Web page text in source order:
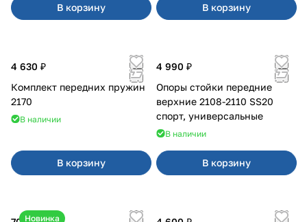
В корзину В корзину
4 630 ₽
Комплект передних пружин
2170
В наличии
В корзину
4 990 ₽
Опоры стойки передние
верхние 2108-2110 SS20
спорт, универсальные
В наличии
В корзину
Новинка